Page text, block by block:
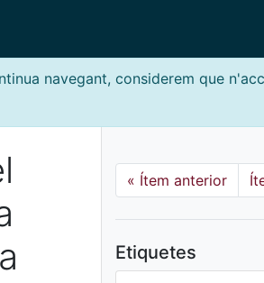
navegant, considerem que
« Ítem anterior
Etiquetes